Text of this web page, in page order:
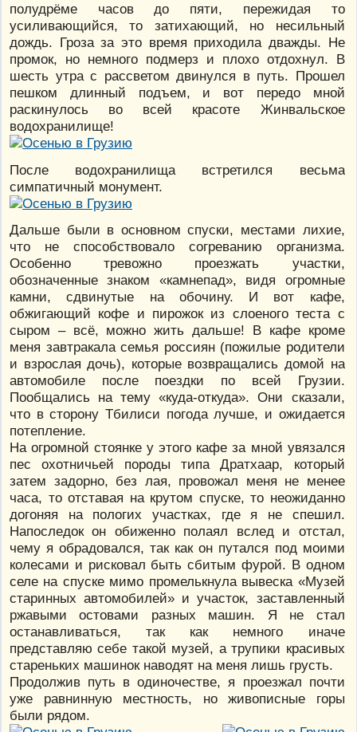
полудрёме часов до пяти, пережидая то
усиливающийся, то затихающий, но несильный
дождь. Гроза за это время приходила дважды. Не
промок, но немного подмерз и плохо отдохнул. В
шесть утра с рассветом двинулся в путь. Прошел
пешком длинный подъем, и вот передо мной
раскинулось во всей красоте Жинвальское
водохранилище!
После водохранилища встретился весьма
симпатичный монумент.
Дальше были в основном спуски, местами лихие,
что не способствовало согреванию организма.
Особенно тревожно проезжать участки,
обозначенные знаком «камнепад», видя огромные
камни, сдвинутые на обочину. И вот кафе,
обжигающий кофе и пирожок из слоеного теста с
сыром – всё, можно жить дальше! В кафе кроме
меня завтракала семья россиян (пожилые родители
и взрослая дочь), которые возвращались домой на
автомобиле после поездки по всей Грузии.
Пообщались на тему «куда-откуда». Они сказали,
что в сторону Тбилиси погода лучше, и ожидается
потепление.
На огромной стоянке у этого кафе за мной увязался
пес охотничьей породы типа Дратхаар, который
затем задорно, без лая, провожал меня не менее
часа, то отставая на крутом спуске, то неожиданно
догоняя на пологих участках, где я не спешил.
Напоследок он обиженно полаял вслед и отстал,
чему я обрадовался, так как он путался под моими
колесами и рисковал быть сбитым фурой. В одном
селе на спуске мимо промелькнула вывеска «Музей
старинных автомобилей» и участок, заставленный
ржавыми остовами разных машин. Я не стал
останавливаться, так как немного иначе
представляю себе такой музей, а трупики красивых
стареньких машинок наводят на меня лишь грусть.
Продолжив путь в одиночестве, я проезжал почти
уже равнинную местность, но живописные горы
были рядом.